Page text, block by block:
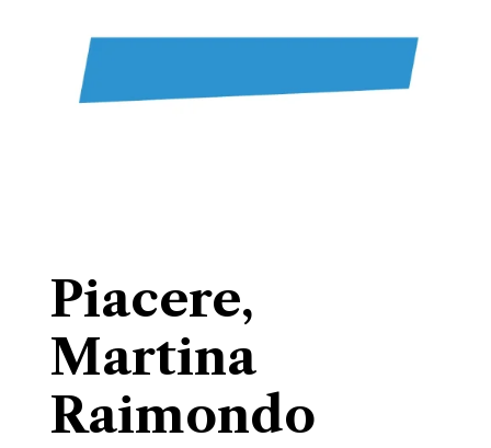
Piacere,
Martina
Raimondo